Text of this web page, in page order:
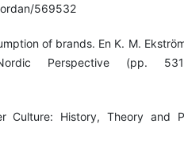
569532
of brands. En K. M.
Perspective (pp.
Culture: History, Theory and